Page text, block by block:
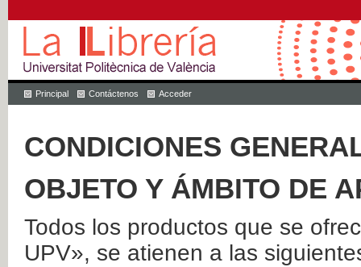
Principal Contáctenos Acceder
CONDICIONES
OBJETO Y ÁMBITO DE
Todos los productos que se
UPV», se atienen a las